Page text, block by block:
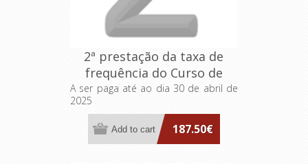
2ª prestação da taxa de
frequência do Curso de
Formação Especializada em
Organizações pelo
Pensamento Lean e
A ser paga até ao dia 30 de abril de
2025
187.50€